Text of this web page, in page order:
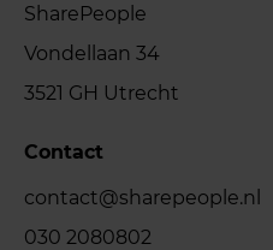
SharePeople
Vondellaan 34
3521 GH Utrecht
Contact
contact@sharepeople.nl
030 2080802